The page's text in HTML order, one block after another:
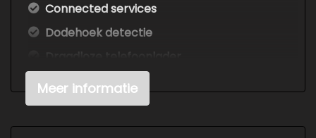
Connected services
Dodehoek detectie
Elektronisch stabiliteits programma
Elektronische remkrachtverdeling
Full-led koplampen
Meer informatie